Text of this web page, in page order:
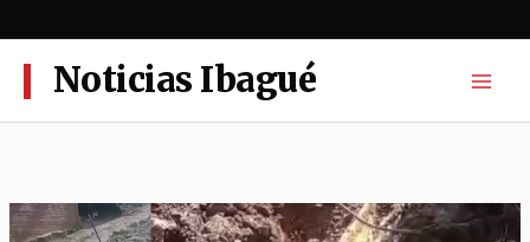
al
contenidoNoticias Ibagué